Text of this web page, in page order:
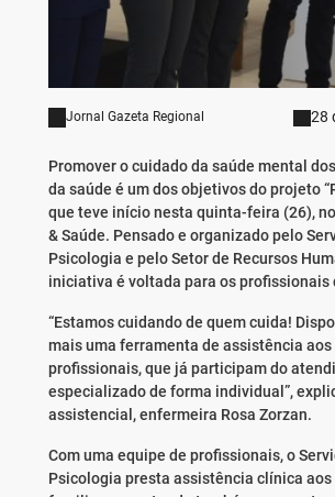
Jornal Gazeta Regional 28
Promover o cuidado da saúde mental
da saúde é um dos objetivos do projeto
que teve início nesta quinta-feira (26),
& Saúde. Pensado e organizado pelo
Psicologia e pelo Setor de Recursos
iniciativa é voltada para os profissionais
“Estamos cuidando de quem cuida!
mais uma ferramenta de assistência aos
profissionais, que já participam do
especializado de forma individual”,
assistencial, enfermeira Rosa Zorzan.
Com uma equipe de profissionais, o
Psicologia presta assistência clínica aos